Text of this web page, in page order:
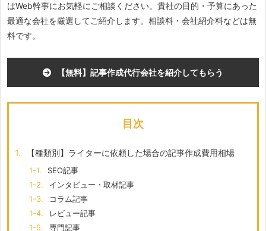
はWeb幹事にお気軽にご相談ください。貴社の目的・予算にあった
最適な会社を厳選してご紹介します。相談料・会社紹介料などは無
料です。
【無料】記事作成代行会社を紹介してもらう
目次
1. 【種類別】ライターに依頼した場合の記事作成費用相場
1-1.
SEO記事
1-2.
インタビュー・取材記事
1-3.
コラム記事
1-4.
レビュー記事
1-5.
専門記事